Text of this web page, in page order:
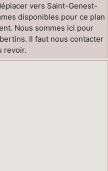
vers Saint-Genest-
disponibles pour ce plan
Nous sommes ici pour
Il faut nous contacter
revoir.